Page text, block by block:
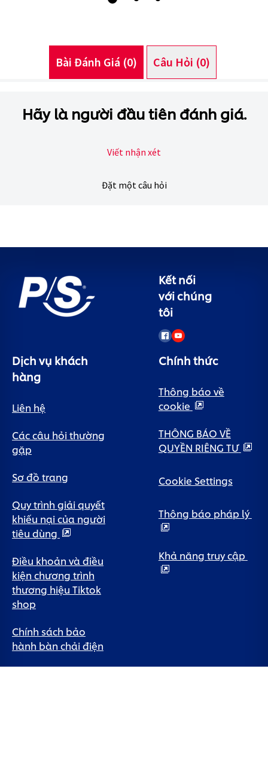
Bài Đánh Giá (0) Câu Hỏi (0)
Hãy là người đầu tiên đánh giá.
Viết nhận xét
Đặt một câu hỏi
Kết nối
với chúng
tôi
Dịch vụ khách
hàng
Liên hệ
Các câu hỏi thường
gặp
Sơ đồ trang
Quy trình giải quyết
khiếu nại của người
tiêu dùng
Điều khoản và điều
kiện chương trình
thương hiệu Tiktok
shop
Chính sách bảo
hành bàn chải điện
Chính thức
Thông báo về
cookie
THÔNG BÁO VỀ
QUYỀN RIÊNG TƯ
Cookie Settings
Thông báo pháp lý
Khả năng truy cập